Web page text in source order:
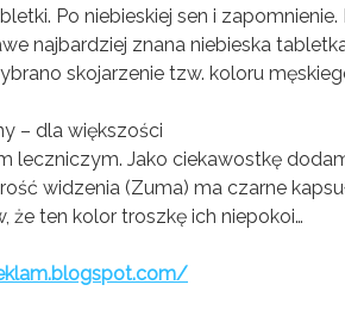
Po niebieskiej sen i zapomnienie.
najbardziej znana niebieska
skojarzenie tzw. koloru
dla większości
leczniczym. Jako ciekawostkę
widzenia (Zuma) ma czarne
że ten kolor troszkę ich niepokoi…